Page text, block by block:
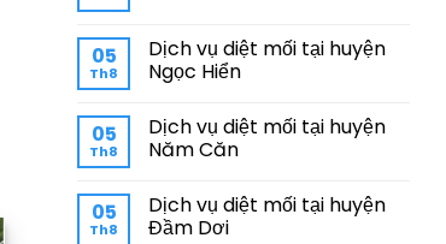
05
Th8
Dịch vụ diệt mối tại huyện
Ngọc Hiển
05
Th8
Dịch vụ diệt mối tại huyện
Năm Căn
05
Th8
Dịch vụ diệt mối tại huyện
Đầm Dơi